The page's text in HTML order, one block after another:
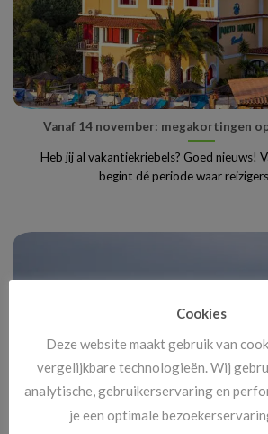
Vanaf 14 november: megakortingen
Heb jij al vakantiekriebels? Goed nieuws!
begint dé periode waar
Cookies
Deze website maakt gebruik van
vergelijkbare technologieën. Wij
analytische, gebruikerservaring en
je een optimale